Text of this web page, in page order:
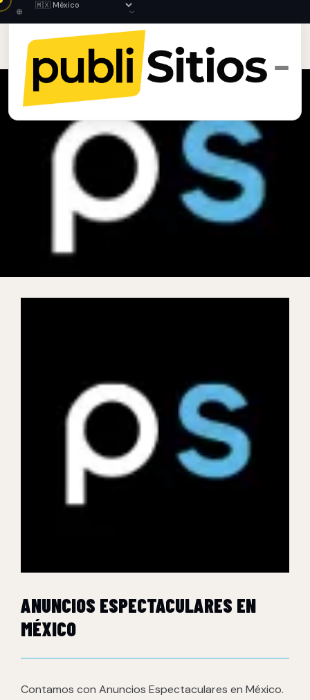
ANUNCIOS ESPECTACULARES EN
MÉXICO
Contamos con Anuncios Espectaculares en México.